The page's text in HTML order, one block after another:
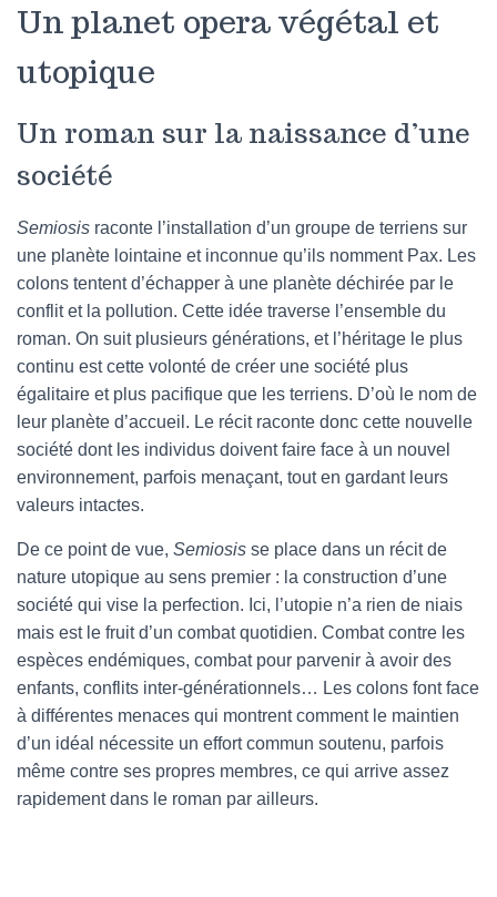
Un planet opera végétal et
utopique
Un roman sur la naissance d’une
société
Semiosis raconte l’installation d’un groupe de terriens sur
une planète lointaine et inconnue qu’ils nomment Pax. Les
colons tentent d’échapper à une planète déchirée par le
conflit et la pollution. Cette idée traverse l’ensemble du
roman. On suit plusieurs générations, et l’héritage le plus
continu est cette volonté de créer une société plus
égalitaire et plus pacifique que les terriens. D’où le nom de
leur planète d’accueil. Le récit raconte donc cette nouvelle
société dont les individus doivent faire face à un nouvel
environnement, parfois menaçant, tout en gardant leurs
valeurs intactes.
De ce point de vue, Semiosis se place dans un récit de
nature utopique au sens premier : la construction d’une
société qui vise la perfection. Ici, l’utopie n’a rien de niais
mais est le fruit d’un combat quotidien. Combat contre les
espèces endémiques, combat pour parvenir à avoir des
enfants, conflits inter-générationnels… Les colons font face
à différentes menaces qui montrent comment le maintien
d’un idéal nécessite un effort commun soutenu, parfois
même contre ses propres membres, ce qui arrive assez
rapidement dans le roman par ailleurs.